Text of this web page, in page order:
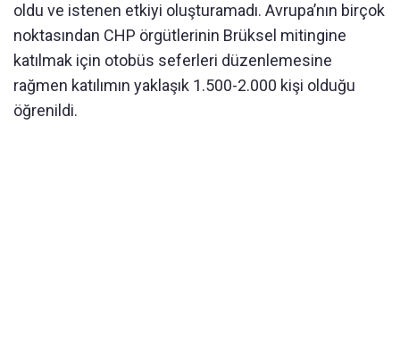
oldu ve istenen etkiyi oluşturamadı. Avrupa’nın birçok
noktasından CHP örgütlerinin Brüksel mitingine
katılmak için otobüs seferleri düzenlemesine
rağmen katılımın yaklaşık 1.500-2.000 kişi olduğu
öğrenildi.